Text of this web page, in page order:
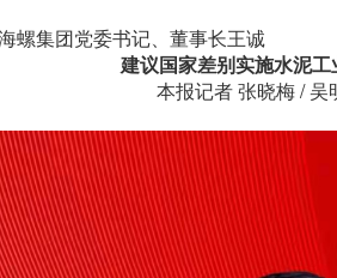
螺集团党委书记、董事长王诚
建议国家差别实施水泥
本报记者 张晓梅 / 吴